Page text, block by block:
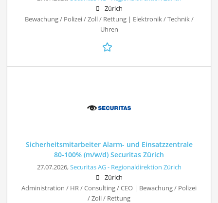
Zürich
Bewachung / Polizei / Zoll / Rettung | Elektronik / Technik /
Uhren
Sicherheitsmitarbeiter Alarm- und Einsatzzentrale
80-100% (m/w/d) Securitas Zürich
27.07.2026,Securitas AG - Regionaldirektion Zürich
Zürich
Administration / HR / Consulting / CEO | Bewachung / Polizei
/ Zoll / Rettung